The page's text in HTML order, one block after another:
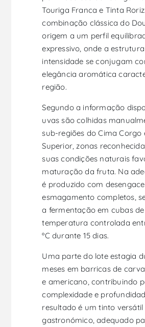
Touriga Franca e Tinta
combinação clássica do
origem a um perfil
expressivo, onde a
intensidade se conjugam
elegância aromática
região.
Segundo a informação
uvas são colhidas
sub-regiões do Cima Corgo
Superior, zonas
suas condições naturais
maturação da fruta. Na
é produzido com
esmagamento completos,
a fermentação em cubas
temperatura controlada
ºC durante 15 dias.
Uma parte do lote estagia
meses em barricas de
e americano, contribuindo
complexidade e
resultado é um tinto versátil
gastronómico, adequado